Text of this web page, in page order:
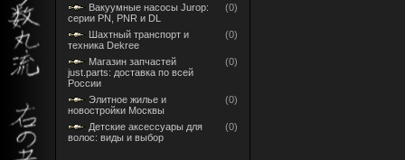
Вакуумные насосы Jurop:
серии PN, PNR и DL
(0)
Шахтный транспорт и
техника Dekree
(0)
Магазин запчастей
just.parts: доставка по всей
России
(0)
Элитное жилье и
новостройки Москвы
(0)
Детские аксессуары для
волос: виды и выбор
(0)